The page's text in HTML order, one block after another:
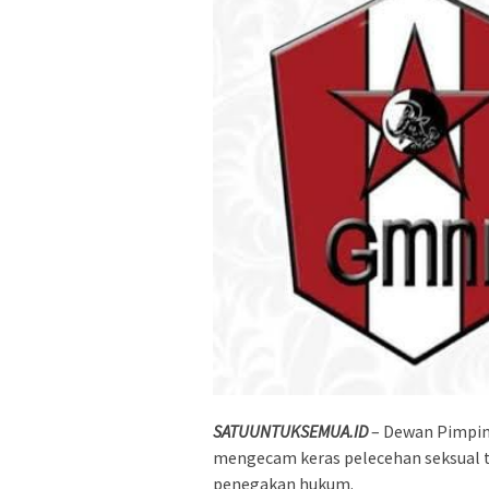
SATUUNTUKSEMUA.ID– Dewan
mengecam keras pelecehan
penegakan hukum.